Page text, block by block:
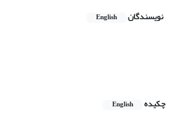
نویسندگان English
چکیده
English